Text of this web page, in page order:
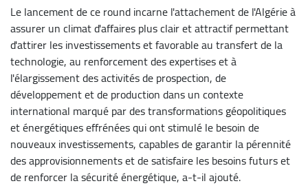
Le lancement de ce round incarne l'attachement de l'Algérie à
assurer un climat d'affaires plus clair et attractif permettant
d'attirer les investissements et favorable au transfert de la
technologie, au renforcement des expertises et à
l'élargissement des activités de prospection, de
développement et de production dans un contexte
international marqué par des transformations géopolitiques
et énergétiques effrénées qui ont stimulé le besoin de
nouveaux investissements, capables de garantir la pérennité
des approvisionnements et de satisfaire les besoins futurs et
de renforcer la sécurité énergétique, a-t-il ajouté.